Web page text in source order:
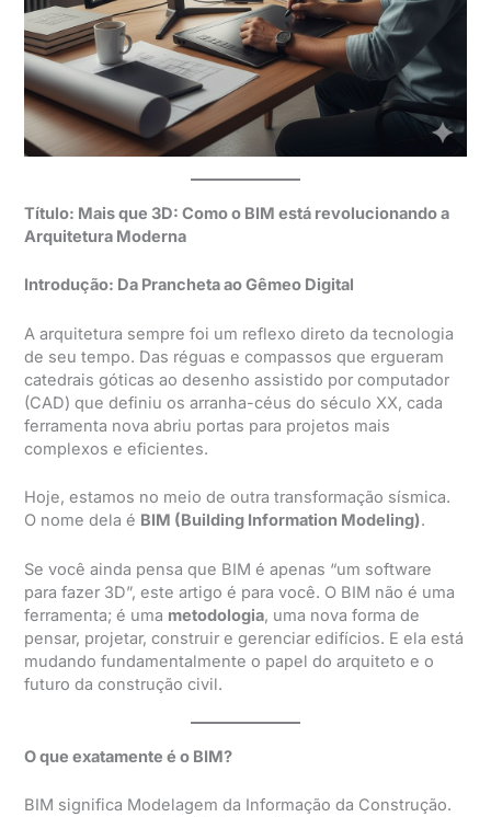
Título: Mais que 3D: Como o BIM está revolucionando a
Arquitetura Moderna
Introdução: Da Prancheta ao Gêmeo Digital
A arquitetura sempre foi um reflexo direto da tecnologia
de seu tempo. Das réguas e compassos que ergueram
catedrais góticas ao desenho assistido por computador
(CAD) que definiu os arranha-céus do século XX, cada
ferramenta nova abriu portas para projetos mais
complexos e eficientes.
Hoje, estamos no meio de outra transformação sísmica.
O nome dela é BIM (Building Information Modeling).
Se você ainda pensa que BIM é apenas “um software
para fazer 3D”, este artigo é para você. O BIM não é uma
ferramenta; é uma metodologia, uma nova forma de
pensar, projetar, construir e gerenciar edifícios. E ela está
mudando fundamentalmente o papel do arquiteto e o
futuro da construção civil.
O que exatamente é o BIM?
BIM significa Modelagem da Informação da Construção.